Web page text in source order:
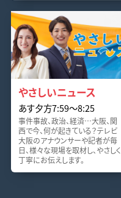
やさしいニュース
あす夕方7:59〜8:25
事件事故、政治、経済…大阪、関
西で今、何が起きている？テレビ
大阪のアナウンサーや記者が毎
日、様々な現場を取材し、やさしく
丁寧にお伝えします。